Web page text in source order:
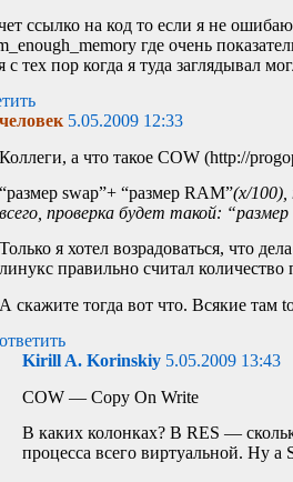
ссылко на код то если я не
где очень
с тех пор когда я туда заглядывал
человек 5.05.2009 12:33
Коллеги, а что такоеCOW (http://
“размер swap”+ “размерRAM”(x/100),
всего, проверка будет такой:
Только я хотел возрадоваться, что
линукс правильно считал количество
А скажите тогда вот что. Всякие там
ответить
Kirill A. Korinskiy 5.05.2009 13:43
COW— Copy On Write
В каких колонках? В RES —
процесса всего виртуальной. Ну а